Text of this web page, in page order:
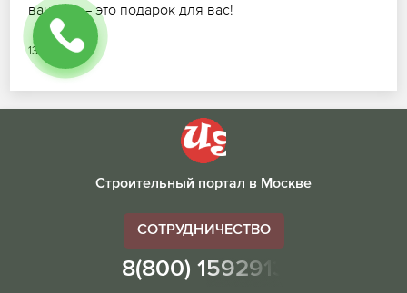
ванной — это подарок для вас!
13.07.2026
Строительный портал в Москве
СОТРУДНИЧЕСТВО
8(800) 1592913